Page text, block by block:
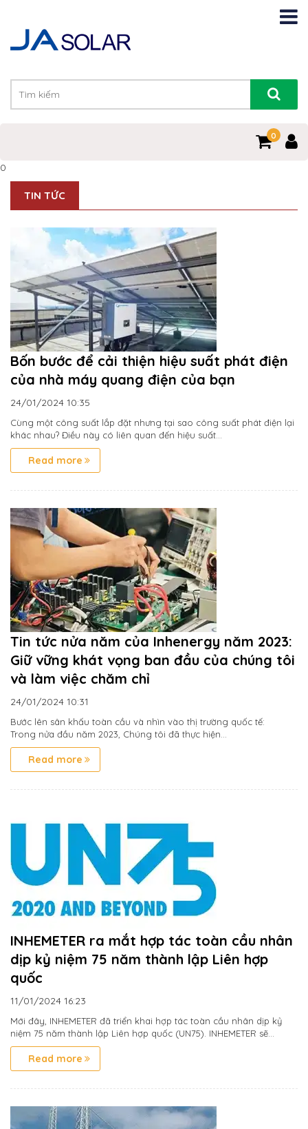
0
0
TIN TỨC
Bốn bước để cải thiện hiệu suất phát điện
của nhà máy quang điện của bạn
24/01/2024 10:35
Cùng một công suất lắp đặt nhưng tại sao công suất phát điện lại
khác nhau? Điều này có liên quan đến hiệu suất...
Read more
Tin tức nửa năm của Inhenergy năm 2023:
Giữ vững khát vọng ban đầu của chúng tôi
và làm việc chăm chỉ
24/01/2024 10:31
Bước lên sân khấu toàn cầu và nhìn vào thị trường quốc tế:
Trong nửa đầu năm 2023, Chúng tôi đã thực hiện...
Read more
INHEMETER ra mắt hợp tác toàn cầu nhân
dịp kỷ niệm 75 năm thành lập Liên hợp
quốc
11/01/2024 16:23
Mới đây, INHEMETER đã triển khai hợp tác toàn cầu nhân dịp kỷ
niệm 75 năm thành lập Liên hợp quốc (UN75). INHEMETER sẽ...
Read more